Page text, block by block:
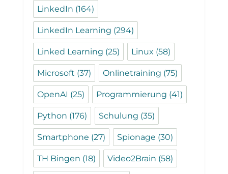
LinkedIn (164)
LinkedIn Learning (294)
Linked Learning (25) Linux (58)
Microsoft (37) Onlinetraining (75)
OpenAI (25) Programmierung (41)
Python (176) Schulung (35)
Smartphone (27) Spionage (30)
TH Bingen (18) Video2Brain (58)